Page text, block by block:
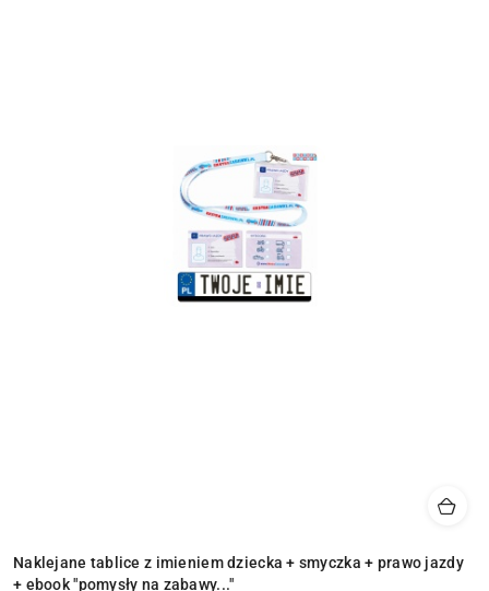
Naklejane tablice z imieniem dziecka + smyczka + prawo jazdy
+ ebook "pomysły na zabawy..."